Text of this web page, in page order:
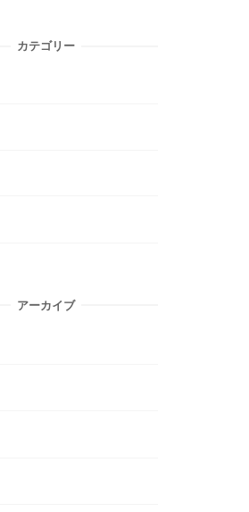
カテゴリー
アーカイブ